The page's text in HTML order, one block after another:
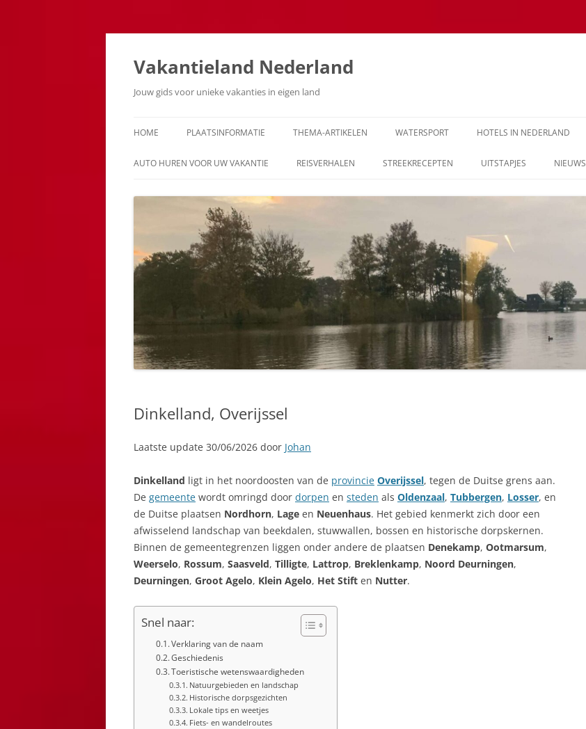
Ga
inhoud
Vakantieland Nederland
Jouw gids voor unieke vakanties in eigen land
HOME PLAATSINFORMATIE THEMA-ARTIKELEN WATERSPORT HOTELS IN NEDERLAND
AUTO HUREN VOOR UW VAKANTIE REISVERHALEN STREEKRECEPTEN UITSTAPJES NIEUWS
Dinkelland, Overijssel
Laatste update 30/06/2026 door Johan
Dinkelland ligt in het noordoosten van de provincie Overijssel, tegen de Duitse grens aan.
De gemeente wordt omringd door dorpen en steden als Oldenzaal, Tubbergen, Losser, en
de Duitse plaatsen Nordhorn, Lage en Neuenhaus. Het gebied kenmerkt zich door een
afwisselend landschap van beekdalen, stuwwallen, bossen en historische dorpskernen.
Binnen de gemeentegrenzen liggen onder andere de plaatsen Denekamp, Ootmarsum,
Weerselo, Rossum, Saasveld, Tilligte, Lattrop, Breklenkamp, Noord Deurningen,
Deurningen, Groot Agelo, Klein Agelo, Het Stift en Nutter.
Snel naar:
Verklaring van de naam
Geschiedenis
Toeristische wetenswaardigheden
Natuurgebieden en landschap
Historische dorpsgezichten
Lokale tips en weetjes
Fiets- en wandelroutes